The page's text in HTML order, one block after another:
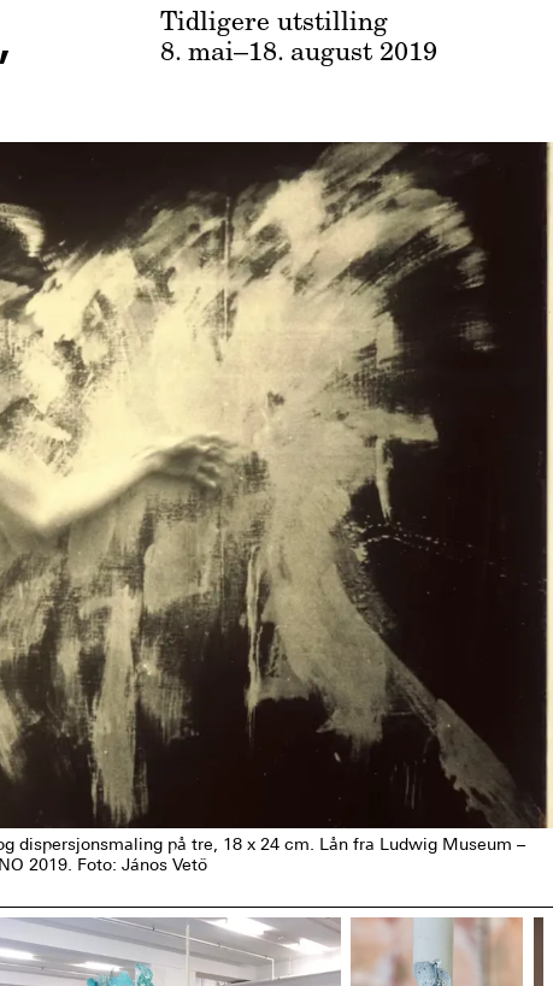
Tidligere utstilling
8. mai–18. august 2019
dispersjonsmaling på tre, 18 x 24 cm. Lån fra Ludwig Museum –
2019. Foto: János Vető